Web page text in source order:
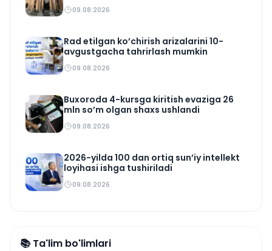
09.08.2026
Rad etilgan ko’chirish arizalarini 10-
avgustgacha tahrirlash mumkin
09.08.2026
Buxoroda 4-kursga kiritish evaziga 26
mln so’m olgan shaxs ushlandi
09.08.2026
2026-yilda 100 dan ortiq sun’iy intellekt
loyihasi ishga tushiriladi
09.08.2026
📚 Ta'lim bo'limlari